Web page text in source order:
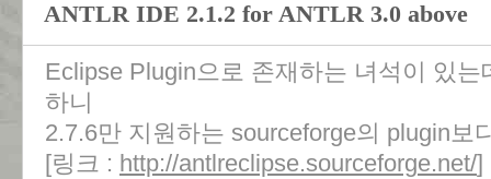
ANTLR IDE 2.1.2 for ANTLR 3.0 above
Eclipse Plugin으로 존재하는 녀석이 있
하니
2.7.6만 지원하는 sourceforge의 plugin보
[링크 : http://antlreclipse.sourceforge.net/]